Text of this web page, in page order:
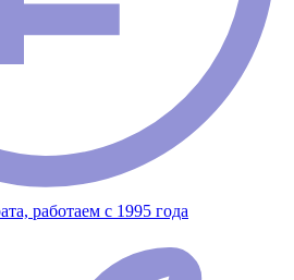
работаем с 1995 года